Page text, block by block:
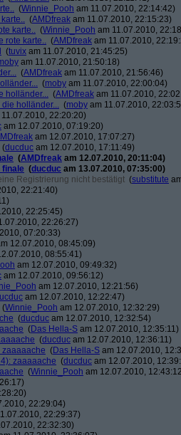
(Winnie_Pooh am 11.07.2010, 22:14:42)
(AMDfreak am 11.07.2010, 22:15:23)
karte.. (Winnie_Pooh am 11.07.2010,
rote karte.. (AMDfreak am 11.07.2010,
(tuvix am 11.07.2010, 21:45:25)
am 11.07.2010, 21:50:18)
(AMDfreak am 11.07.2010, 21:56:46)
(moby am 11.07.2010, 22:00:04)
holländer... (AMDfreak am 11.07.2010,
holländer... (moby am 11.07.2010,
22:20:20)
am 12.07.2010, 07:19:20)
am 12.07.2010, 17:07:27)
(ducduc am 12.07.2010, 17:11:49)
(AMDfreak am 12.07.2010, 20:11:04)
finale (ducduc am 13.07.2010, 07:35:00)
Registrierung nicht bestätigt (substitute
22:21:40)
22:25:45)
22:26:27)
07:20:33)
12.07.2010, 08:45:09)
08:55:41)
am 12.07.2010, 09:49:32)
am 12.07.2010, 09:56:12)
am 12.07.2010, 12:21:56)
am 12.07.2010, 12:22:47)
(Winnie_Pooh am 12.07.2010, 12:32:29)
(ducduc am 12.07.2010, 12:32:54)
(Das Hella-S am 12.07.2010, 12:35:11)
(ducduc am 12.07.2010, 12:36:11)
zaaaaache (Das Hella-S am 12.07.2010,
zaaaaache (ducduc am 12.07.2010,
(Winnie_Pooh am 12.07.2010,
22:29:04)
22:29:37)
22:32:30)